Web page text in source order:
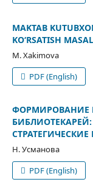
MAKTAB
KО‘RSATISH
M. Xakimova
PDF (English)
ФОРМИРОВАНИЕ
Н. Усманова
PDF (English)